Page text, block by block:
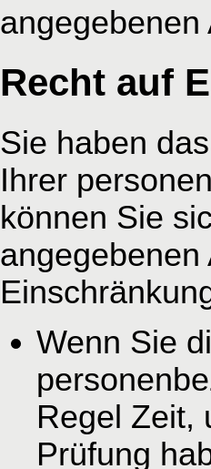
Recht auf
Sie haben
Ihrer
können Sie
Wenn Sie
Regel Zeit,
Prüfung